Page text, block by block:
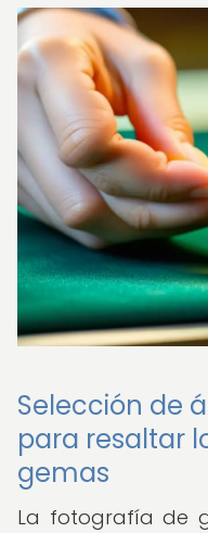
Selección de
para resaltar
gemas
La fotografía de